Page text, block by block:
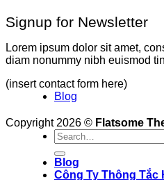
Signup for Newsletter
Lorem ipsum dolor sit amet,
diam nonummy nibh euismod
(insert contact form here)
Blog
Copyright 2026 © Flatsome
Blog
Công Ty Thông Tắc